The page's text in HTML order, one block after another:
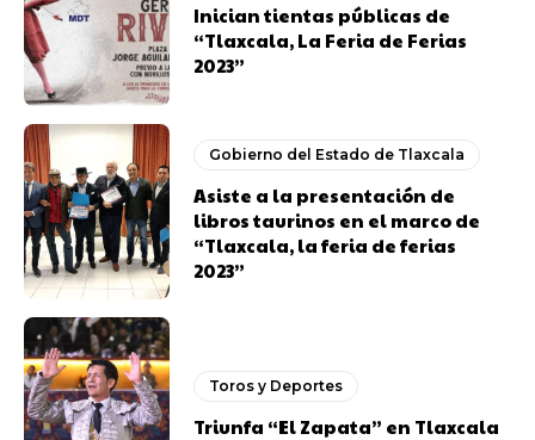
Inician tientas públicas de
“Tlaxcala, La Feria de Ferias
2023”
Gobierno del Estado de Tlaxcala
Asiste a la presentación de
libros taurinos en el marco de
“Tlaxcala, la feria de ferias
2023”
Toros y Deportes
Triunfa “El Zapata” en Tlaxcala